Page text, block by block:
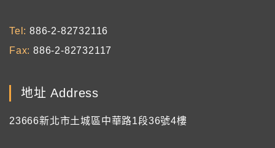
Tel
886-2-82732116
Fax 886-2-82732117
地址 Address
23666新北市土城區中華路1段36號4樓